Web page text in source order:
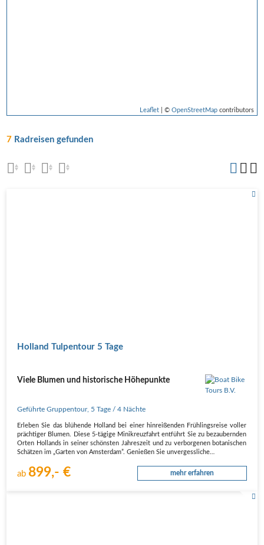
Leaflet| © OpenStreetMapcontributors
7 Radreisen gefunden
Holland Tulpentour 5 Tage
Viele Blumen und historische Höhepunkte
Geführte Gruppentour, 5 Tage / 4 Nächte
Erleben Sie das blühende Holland bei einer hinreißenden Frühlingsreise voller
prächtiger Blumen. Diese 5-tägige Minikreuzfahrt entführt Sie zu bezaubernden
Orten Hollands in seiner schönsten Jahreszeit und zu verborgenen botanischen
Schätzen im „Garten von Amsterdam”. Genießen Sie unvergessliche…
ab 899,- € mehr erfahren